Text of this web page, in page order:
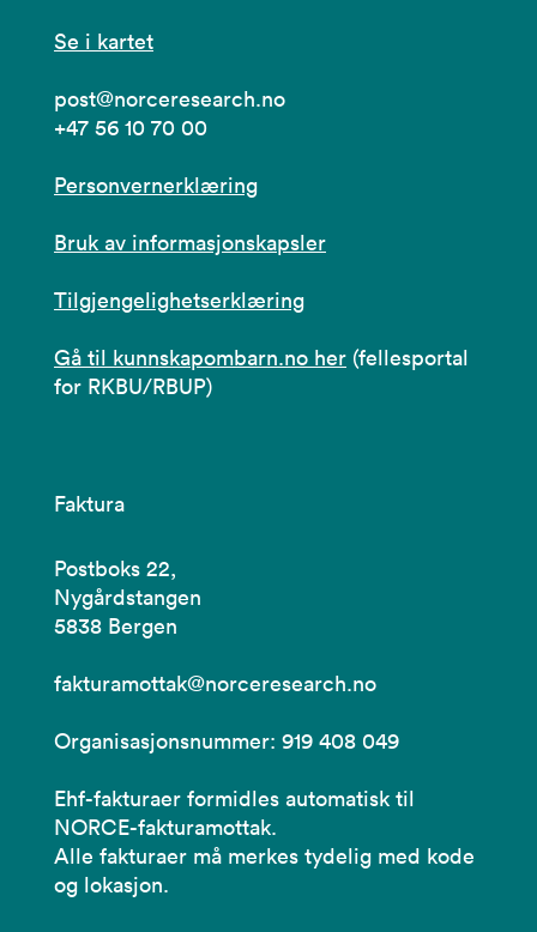
Se i kartet
post@norceresearch.no
+47 56 10 70 00
Personvernerklæring
Bruk av informasjonskapsler
Tilgjengelighetserklæring
Gå til kunnskapombarn.no her (fellesportal
for RKBU/RBUP)
Faktura
Postboks 22,
Nygårdstangen
5838 Bergen
fakturamottak@norceresearch.no
Organisasjonsnummer: 919 408 049
Ehf-fakturaer formidles automatisk til
NORCE-fakturamottak.
Alle fakturaer må merkes tydelig med kode
og lokasjon.